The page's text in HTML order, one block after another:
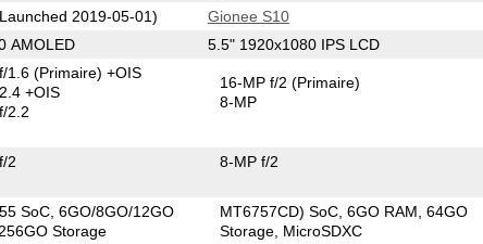
2019-05-01) Gionee S10
AMOLED 5.5" 1920x1080 IPS LCD
1.6(Primaire) +OIS
+OIS
2.2
16-MP f/2(Primaire)
8-MP
2 8-MP f/2
SoC 6GO/8GO/12GO
Storage
MT6757CD) SoC 6GO RAM 64GO
Storage MicroSDXC